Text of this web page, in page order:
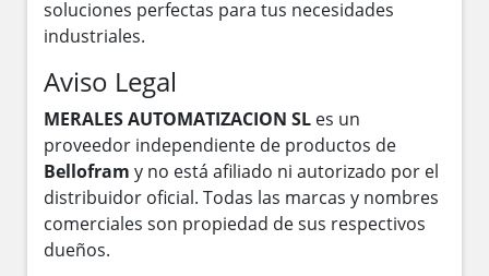
soluciones perfectas para tus necesidades
industriales.
Aviso Legal
MERALES AUTOMATIZACION SL es un
proveedor independiente de productos de
Bellofram y no está afiliado ni autorizado por el
distribuidor oficial. Todas las marcas y nombres
comerciales son propiedad de sus respectivos
dueños.